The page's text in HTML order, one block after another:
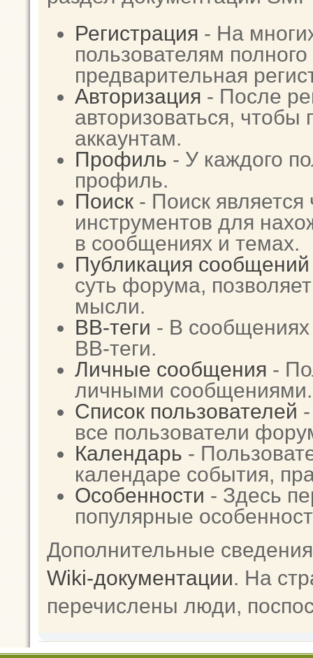
Регистрация - На
пользователям
предварительная
Авторизация - После
авторизоваться, чтобы
аккаунтам.
Профиль - У каждого
профиль.
Поиск - Поиск
инструментов для
в сообщениях и темах.
Публикация сообщений
суть форума,
мысли.
BB-теги - В
BB-теги.
Личные сообщения -
личными сообщениями.
Список пользователей
все пользователи
Календарь -
календаре события,
Особенности - Здесь
популярные
Дополнительные
Wiki-документации. На
перечислены люди,